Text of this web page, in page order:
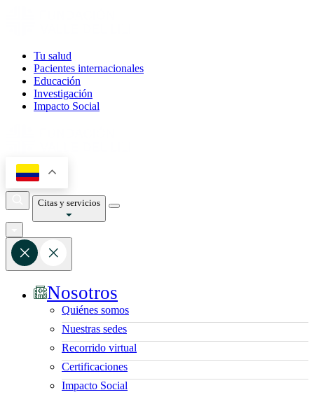
Tu salud
Pacientes internacionales
Educación
Investigación
Impacto Social
Citas y servicios
Nosotros
Quiénes somos
Nuestras sedes
Recorrido virtual
Certificaciones
Impacto Social